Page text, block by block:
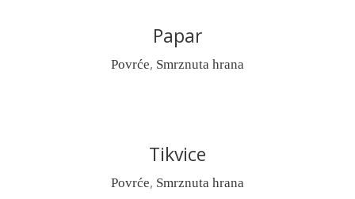
READ MORE
Papar
Povrće, Smrznuta hrana
READ MORE
Tikvice
Povrće, Smrznuta hrana